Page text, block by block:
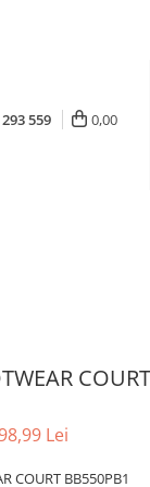
559 0,00
Lei
COURT BB550PB1